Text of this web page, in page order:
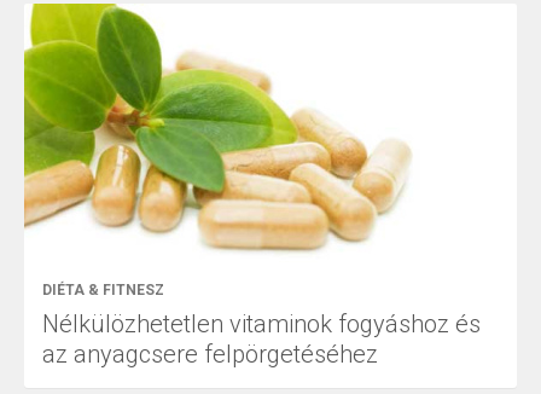
DIÉTA & FITNESZ
Nélkülözhetetlen vitaminok fogyáshoz és
az anyagcsere felpörgetéséhez